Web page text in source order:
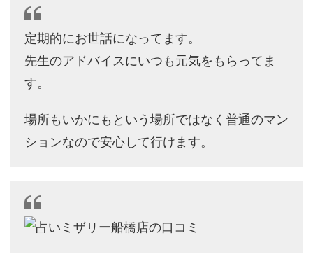
定期的にお世話になってます。
先生のアドバイスにいつも元気をもらってま
す。
場所もいかにもという場所ではなく普通のマン
ションなので安心して行けます。